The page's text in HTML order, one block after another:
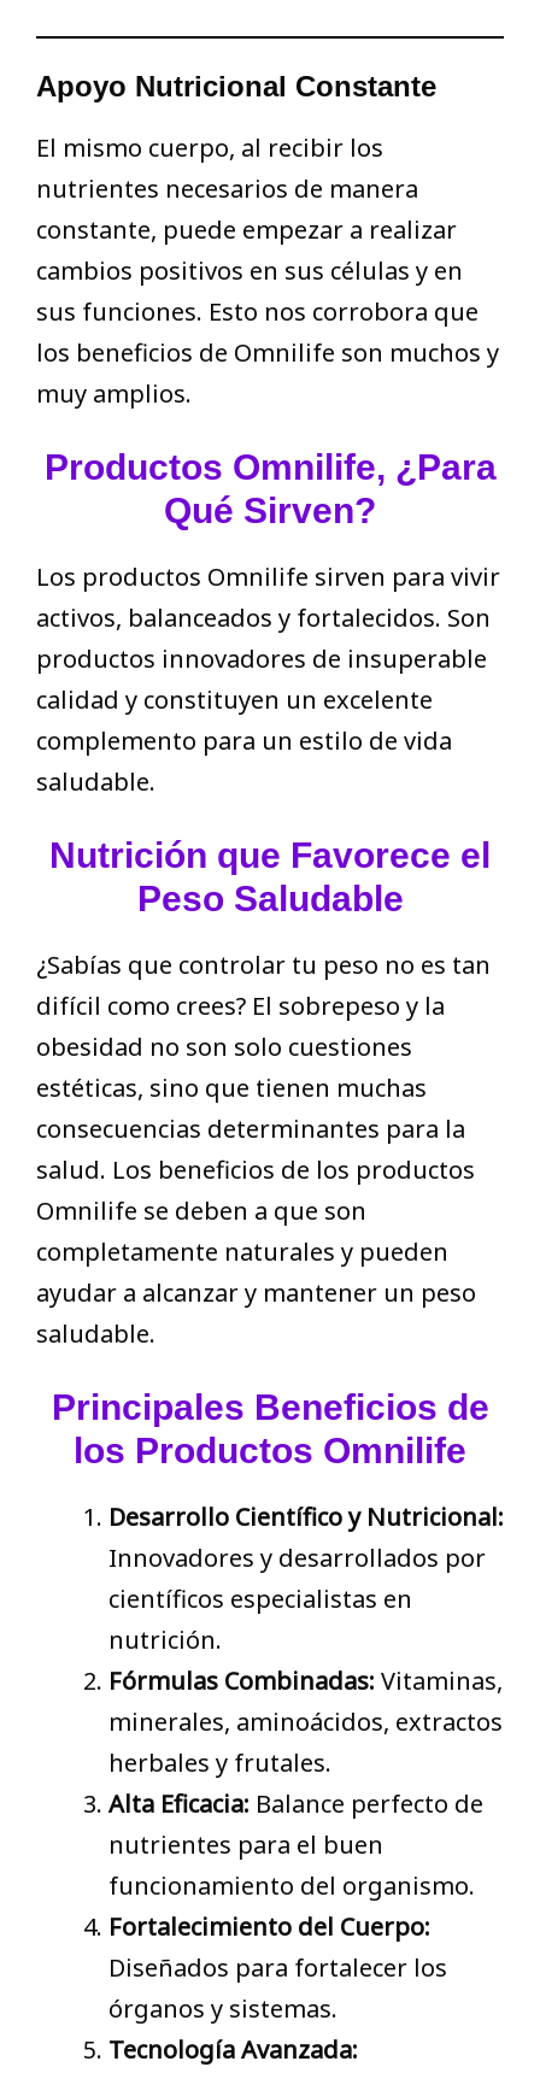
Apoyo Nutricional Constante
El mismo cuerpo, al recibir los
nutrientes necesarios de manera
constante, puede empezar a realizar
cambios positivos en sus células y en
sus funciones. Esto nos corrobora que
los beneficios de Omnilife son muchos y
muy amplios.
Productos Omnilife, ¿Para
Qué Sirven?
Los productos Omnilife sirven para vivir
activos, balanceados y fortalecidos. Son
productos innovadores de insuperable
calidad y constituyen un excelente
complemento para un estilo de vida
saludable.
Nutrición que Favorece el
Peso Saludable
¿Sabías que controlar tu peso no es tan
difícil como crees? El sobrepeso y la
obesidad no son solo cuestiones
estéticas, sino que tienen muchas
consecuencias determinantes para la
salud. Los beneficios de los productos
Omnilife se deben a que son
completamente naturales y pueden
ayudar a alcanzar y mantener un peso
saludable.
Principales Beneficios de
los Productos Omnilife
Desarrollo Científico y Nutricional:
Innovadores y desarrollados por
científicos especialistas en
nutrición.
Fórmulas Combinadas: Vitaminas,
minerales, aminoácidos, extractos
herbales y frutales.
Alta Eficacia: Balance perfecto de
nutrientes para el buen
funcionamiento del organismo.
Fortalecimiento del Cuerpo:
Diseñados para fortalecer los
órganos y sistemas.
Tecnología Avanzada: